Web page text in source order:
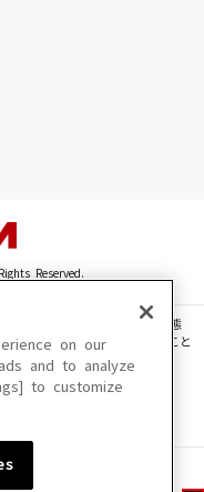
Reserved.
・動画・音声等を、手段や形態
、転載、ファイル化などすること
い場合があります。
場合があります。
on our
and to analyze
to customize